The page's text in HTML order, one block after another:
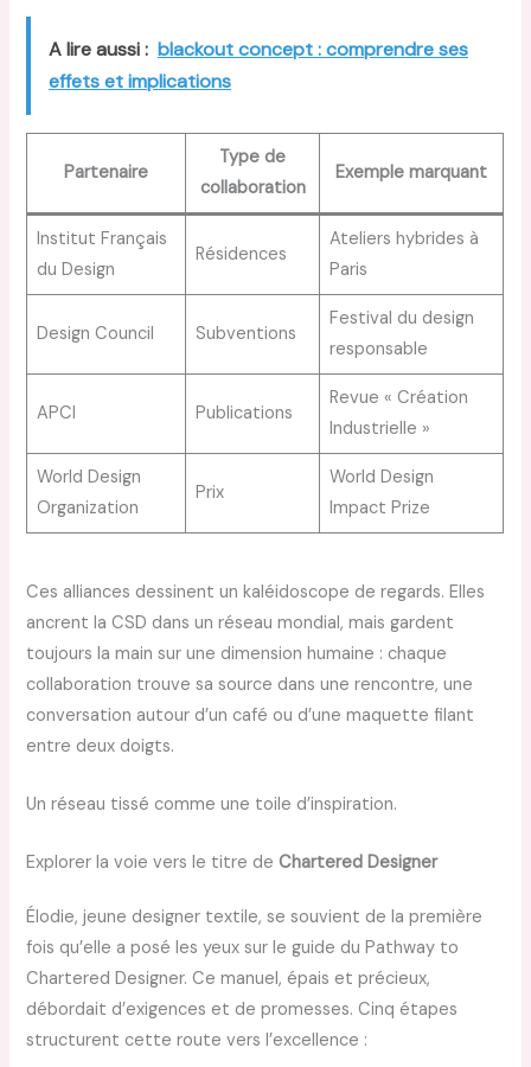
A lire aussi : blackout concept : comprendre ses
effets et implications
Partenaire
Type de
collaboration
Exemple marquant
Institut Français
du Design
Résidences
Ateliers hybrides à
Paris
Design Council Subventions
Festival du design
responsable
APCI Publications
Revue « Création
Industrielle »
World Design
Organization
Prix
World Design
Impact Prize
Ces alliances dessinent un kaléidoscope de regards. Elles
ancrent la CSD dans un réseau mondial, mais gardent
toujours la main sur une dimension humaine : chaque
collaboration trouve sa source dans une rencontre, une
conversation autour d’un café ou d’une maquette filant
entre deux doigts.
Un réseau tissé comme une toile d’inspiration.
Explorer la voie vers le titre deChartered Designer
Élodie, jeune designer textile, se souvient de la première
fois qu’elle a posé les yeux sur le guide du Pathway to
Chartered Designer. Ce manuel, épais et précieux,
débordait d’exigences et de promesses. Cinq étapes
structurent cette route vers l’excellence :